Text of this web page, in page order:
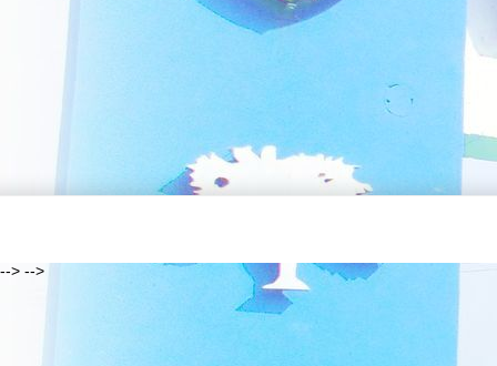
--> -->